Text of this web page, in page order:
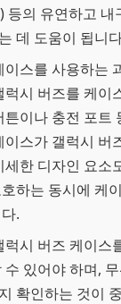
의 유연하고 내
데 도움이 됩니
이스를 사용하는
시 버즈를 케이
튼이나 충전 포트
이스가 갤럭시 버
세한 디자인 요소
하는 동시에 케
.
럭시 버즈 케이스
수 있어야 하며,
확인하는 것이